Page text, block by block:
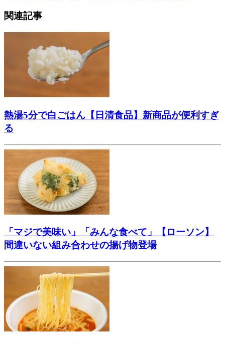
関連記事
熱湯5分で白ごはん【日清食品】新商品が便利すぎ
る
「マジで美味い」「みんな食べて」【ローソン】
間違いない組み合わせの揚げ物登場